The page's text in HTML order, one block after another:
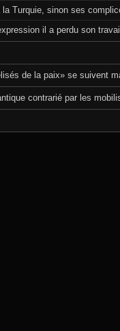
Turquie, sinon ses
il a perdu son
de la paix» se suivent
contrarié par les